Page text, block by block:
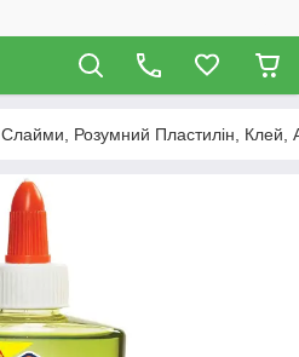
Слайми, Розумний Пластилін, Клей,